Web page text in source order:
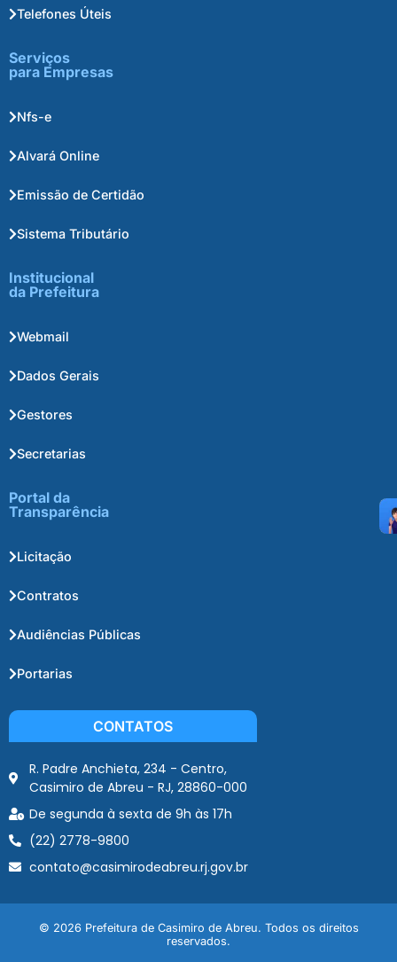
Telefones Úteis
Serviços
para Empresas
Nfs-e
Alvará Online
Emissão de Certidão
Sistema Tributário
Institucional
da Prefeitura
Webmail
Dados Gerais
Gestores
Secretarias
Portal da
Transparência
Licitação
Contratos
Audiências Públicas
Portarias
CONTATOS
R. Padre Anchieta, 234 - Centro,
Casimiro de Abreu - RJ, 28860-000
De segunda à sexta de 9h às 17h
(22) 2778-9800
contato@casimirodeabreu.rj.gov.br
© 2026 Prefeitura de Casimiro de Abreu. Todos os direitos
reservados.